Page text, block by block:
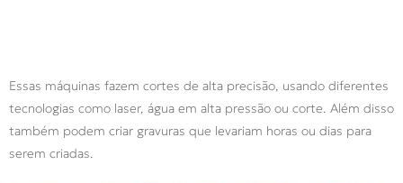
Essas máquinas fazem cortes de alta precisão, usando diferentes
tecnologias como laser, água em alta pressão ou corte. Além disso
também podem criar gravuras que levariam horas ou dias para
serem criadas.